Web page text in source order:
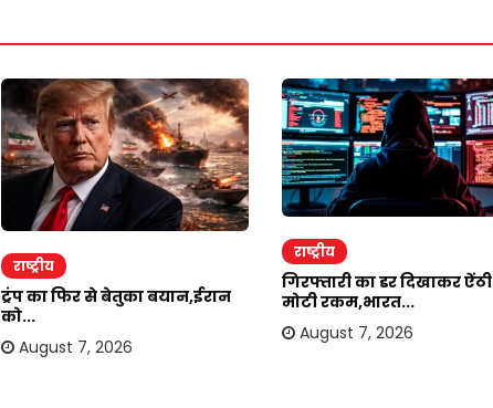
राष्ट्रीय
ट्रंप का फिर से बेतुका बयान,ईरान
को...
August 7, 2026
राष्ट्रीय
गिरफ्तारी का डर दिखाकर ऐंठी
मोटी रकम,भारत...
August 7, 2026